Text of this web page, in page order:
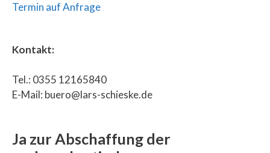
Termin auf Anfrage
Kontakt:
Tel.: 0355 12165840
E-Mail: buero@lars-schieske.de
Ja zur Abschaffung der